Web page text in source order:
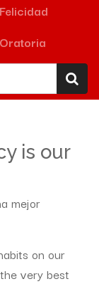
Felicidad
Oratoria
is our
mejor
on our
very best